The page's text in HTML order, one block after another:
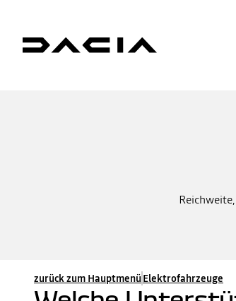
zurück zum Hauptmenü Elektrofahrzeuge